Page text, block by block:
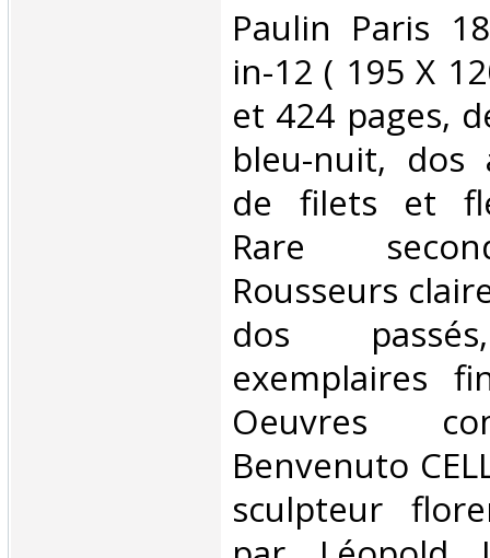
‎Paulin Paris
in-12 ( 195 X
et 424 pages,
bleu-nuit,
de filets et
Rare
Rousseurs
dos
exemplaires
Oeuvres
Benvenuto
sculpteur